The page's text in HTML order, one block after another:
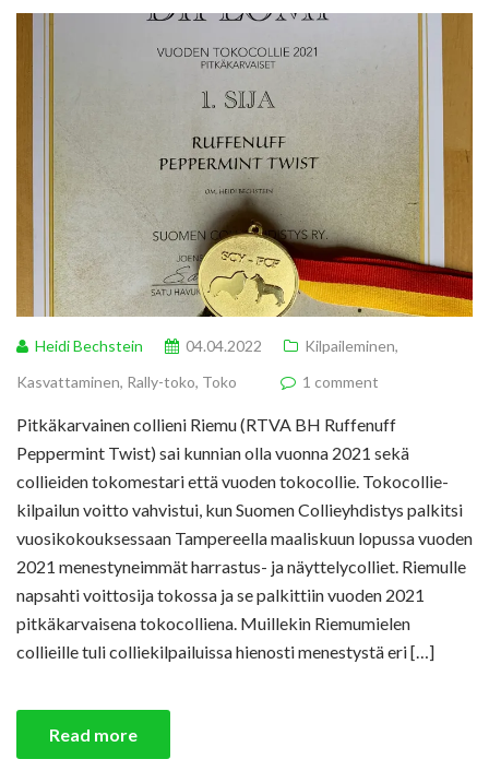
Heidi Bechstein 04.04.2022 Kilpaileminen,
Kasvattaminen, Rally-toko, Toko 1 comment
Pitkäkarvainen collieni Riemu (RTVA BH Ruffenuff
Peppermint Twist) sai kunnian olla vuonna 2021 sekä
collieiden tokomestari että vuoden tokocollie. Tokocollie-
kilpailun voitto vahvistui, kun Suomen Collieyhdistys palkitsi
vuosikokouksessaan Tampereella maaliskuun lopussa vuoden
2021 menestyneimmät harrastus- ja näyttelycolliet. Riemulle
napsahti voittosija tokossa ja se palkittiin vuoden 2021
pitkäkarvaisena tokocolliena. Muillekin Riemumielen
collieille tuli colliekilpailuissa hienosti menestystä eri […]
Read more